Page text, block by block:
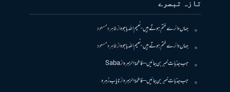
تازہ تبصرے
جہاں دائرے ختم ہوتے ہیں- نعیم اللہ باجوہازطاہرہ مسعود
جہاں دائرے ختم ہوتے ہیں- نعیم اللہ باجوہازطاہرہ مسعود
جب جذبات خبر بن جائیں – فاطمۃالزہرہازSaba
جب جذبات خبر بن جائیں – فاطمۃالزہرہازنایاب زہرہ